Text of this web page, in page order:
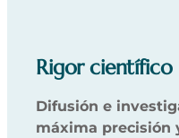
Rigor científico
Difusión e
máxima precisión